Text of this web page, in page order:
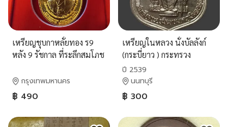
เหรียญชุบกาหลั่ยทอง ร9
หลัง 9 รัชกาล ที่ระลึกสมโภช
กรุงเทพมหานคร
฿ 490
เหรียญในหลวง นั่งบัลลังก์
(กระบี่ยาว ) กระทรวง
มหาดไทย สร้างปี 2539
ปี 2539
นนทบุรี
฿ 300